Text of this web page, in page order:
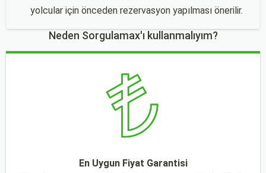
yolcular için önceden rezervasyon yapılması önerilir.
Neden Sorgulamax'ı kullanmalıyım?
En Uygun Fiyat Garantisi